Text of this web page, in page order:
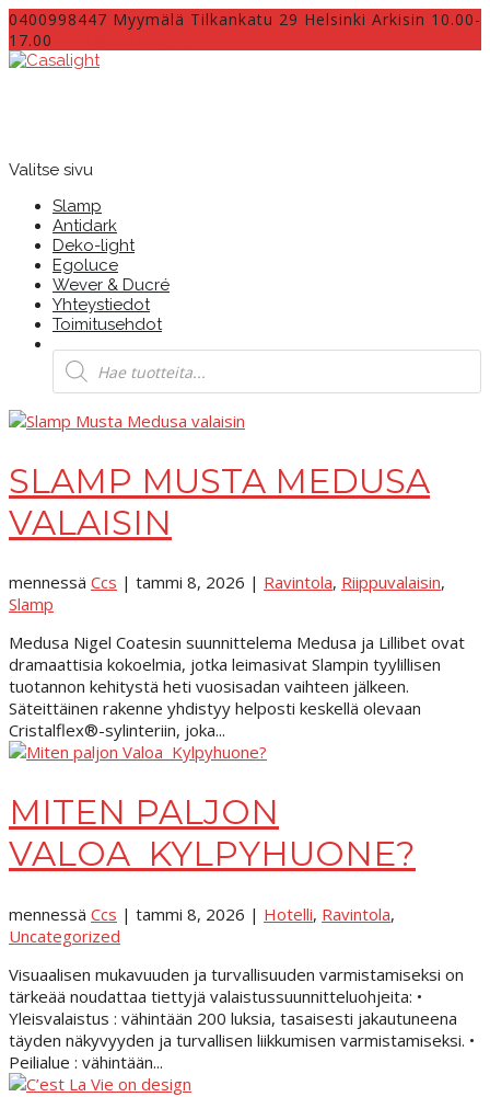
0400998447 Myymälä Tilkankatu 29 Helsinki Arkisin 10.00-
17.00
Valitse sivu
Slamp
Antidark
Deko-light
Egoluce
Wever & Ducré
Yhteystiedot
Toimitusehdot
Products
search
SLAMP MUSTA MEDUSA
VALAISIN
mennessä Ccs | tammi 8, 2026 | Ravintola, Riippuvalaisin,
Slamp
Medusa Nigel Coatesin suunnittelema Medusa ja Lillibet ovat
dramaattisia kokoelmia, jotka leimasivat Slampin tyylillisen
tuotannon kehitystä heti vuosisadan vaihteen jälkeen.
Säteittäinen rakenne yhdistyy helposti keskellä olevaan
Cristalflex®-sylinteriin, joka...
MITEN PALJON
VALOA KYLPYHUONE?
mennessä Ccs | tammi 8, 2026 | Hotelli, Ravintola,
Uncategorized
Visuaalisen mukavuuden ja turvallisuuden varmistamiseksi on
tärkeää noudattaa tiettyjä valaistussuunnitteluohjeita: •
Yleisvalaistus : vähintään 200 luksia, tasaisesti jakautuneena
täyden näkyvyyden ja turvallisen liikkumisen varmistamiseksi. •
Peilialue : vähintään...